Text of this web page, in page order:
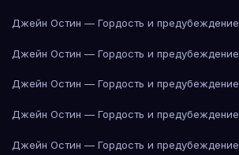
Джейн Остин — Гордость и предубеждение
Джейн Остин — Гордость и предубеждение
Джейн Остин — Гордость и предубеждение
Джейн Остин — Гордость и предубеждение
Джейн Остин — Гордость и предубеждение